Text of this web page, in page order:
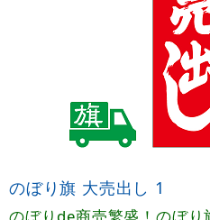
のぼり旗 大売出し 1